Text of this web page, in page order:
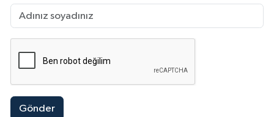
Gönder